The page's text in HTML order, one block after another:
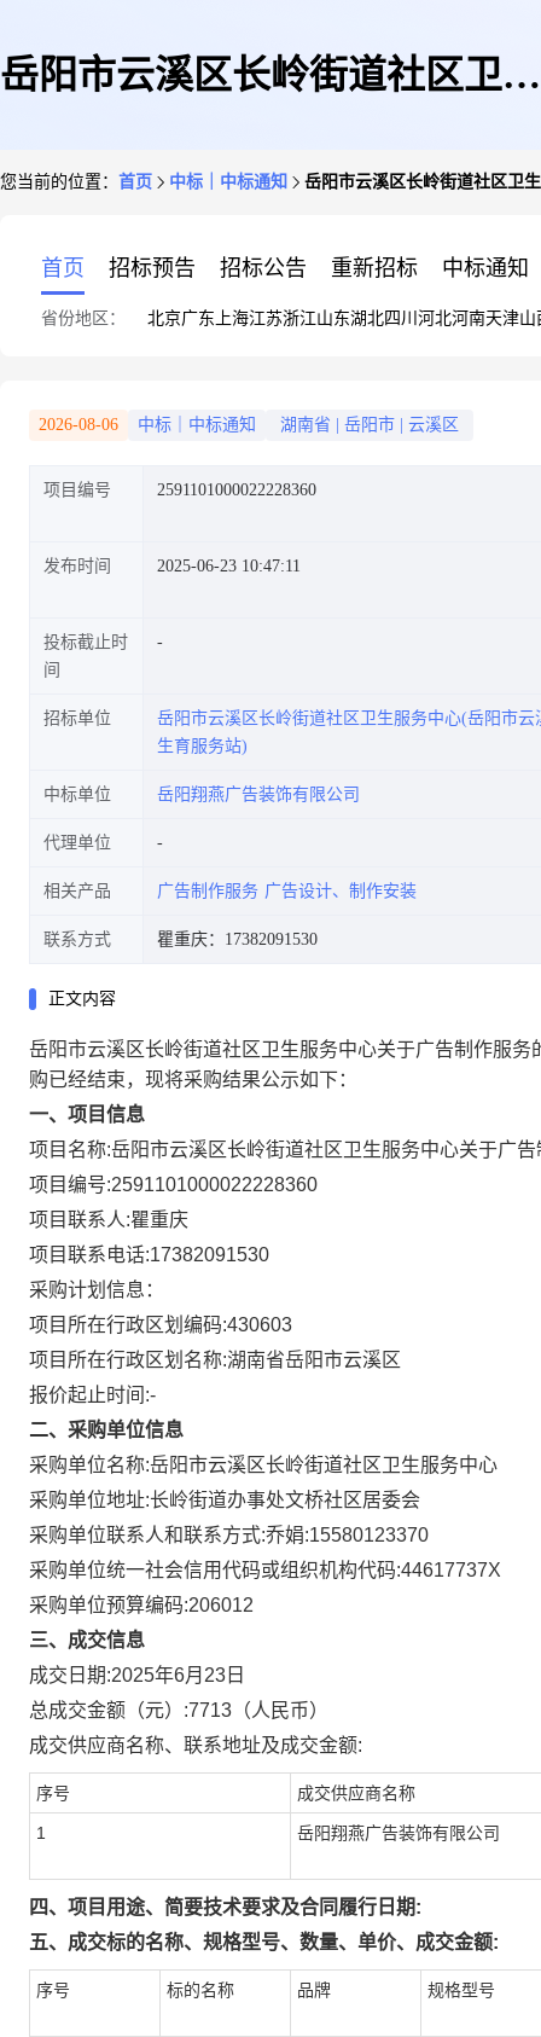
岳阳市云溪区长岭街道社区卫生
您当前的位置： 首页 中标｜中标通知 岳阳市云溪区长岭街道社区卫
首页 招标预告 招标公告 重新招标 中标通知
省份地区： 北京广东 上海江苏浙江山东湖北四川 河北河南天津山
2026-08-06 中标｜中标通知 湖南省 岳阳市 云溪区
项目编号 2591101000022228360
发布时间 2025-06-23 10:47:11
投标截止时
间
招标单位
岳阳市云溪区长岭街道社区卫生服务中心(岳阳市
生育服务站)
中标单位 岳阳翔燕广告装饰有限公司
代理单位
相关产品 广告制作服务 广告设计、制作安装
联系方式 瞿重庆：17382091530
正文内容
岳阳市云溪区长岭街道社区卫生服务中心关于广告制作服务
购已经结束，现将采购结果公示如下：
一、项目信息
项目名称:岳阳市云溪区长岭街道社区卫生服务中心关于广
项目编号:2591101000022228360
项目联系人:瞿重庆
项目联系电话:17382091530
采购计划信息：
项目所在行政区划编码:430603
项目所在行政区划名称:湖南省岳阳市云溪区
报价起止时间:-
二、采购单位信息
采购单位名称:岳阳市云溪区长岭街道社区卫生服务中心
采购单位地址:长岭街道办事处文桥社区居委会
采购单位联系人和联系方式:乔娟:15580123370
采购单位统一社会信用代码或组织机构代码:44617737X
采购单位预算编码:206012
三、成交信息
成交日期:2025年6月23日
总成交金额（元）:7713 （人民币）
成交供应商名称、联系地址及成交金额:
序号 成交供应商名称
1 岳阳翔燕广告装饰有限公司
四、项目用途、简要技术要求及合同履行日期:
五、成交标的名称、规格型号、数量、单价、成交金额:
序号 标的名称 品牌 规格型号